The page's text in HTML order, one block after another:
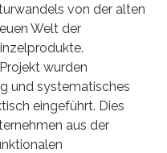
von der alten
Welt der
wurden
und systematisches
eingeführt. Dies
aus der